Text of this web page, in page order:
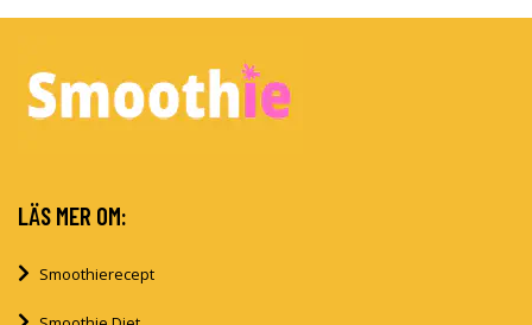
LÄS MER OM:
Smoothierecept